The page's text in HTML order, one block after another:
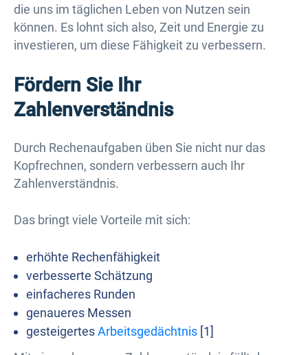
die uns im täglichen Leben von Nutzen sein
können. Es lohnt sich also, Zeit und Energie zu
investieren, um diese Fähigkeit zu verbessern.
Fördern Sie Ihr
Zahlenverständnis
Durch Rechenaufgaben üben Sie nicht nur das
Kopfrechnen, sondern verbessern auch Ihr
Zahlenverständnis.
Das bringt viele Vorteile mit sich:
erhöhte Rechenfähigkeit
verbesserte Schätzung
einfacheres Runden
genaueres Messen
gesteigertesArbeitsgedächtnis [1]